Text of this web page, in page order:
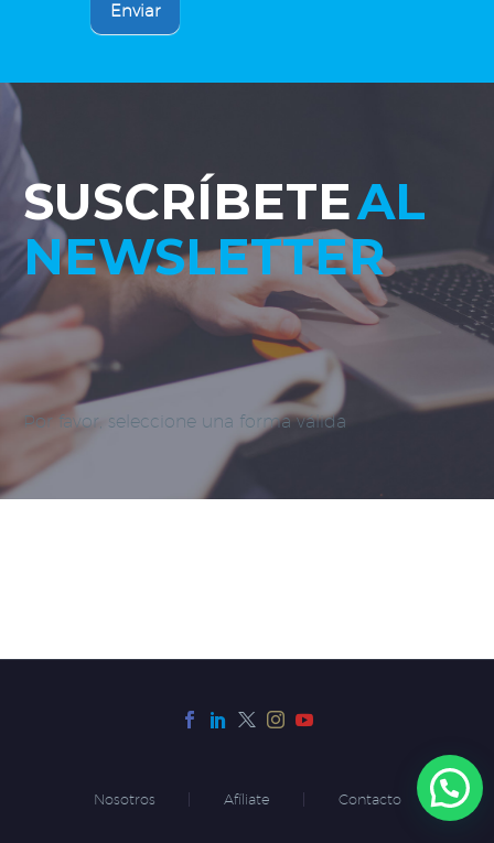
Enviar
SUSCRÍBETEAL
NEWSLETTER
Por favor, seleccione una forma válida
Nosotros Afíliate Contacto